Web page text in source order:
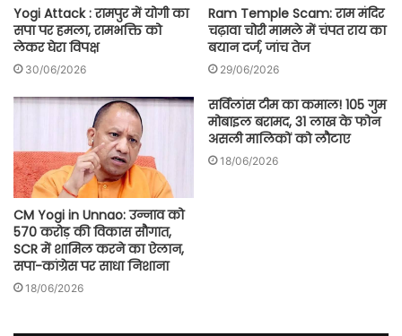
Yogi Attack : रामपुर में योगी का
सपा पर हमला, रामभक्ति को
लेकर घेरा विपक्ष
30/06/2026
Ram Temple Scam: राम मंदिर
चढ़ावा चोरी मामले में चंपत राय का
बयान दर्ज, जांच तेज
29/06/2026
CM Yogi in Unnao: उन्नाव को
570 करोड़ की विकास सौगात,
SCR में शामिल करने का ऐलान,
सपा-कांग्रेस पर साधा निशाना
18/06/2026
सर्विलांस टीम का कमाल! 105 गुम
मोबाइल बरामद, 31 लाख के फोन
असली मालिकों को लौटाए
18/06/2026